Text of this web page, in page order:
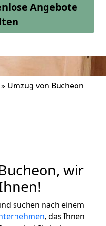
Angebote
» Umzug von Bucheon
wir
suchen nach einem
, das Ihnen